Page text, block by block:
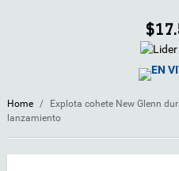
EN
Home /
Explota cohete New Glenn
lanzamiento